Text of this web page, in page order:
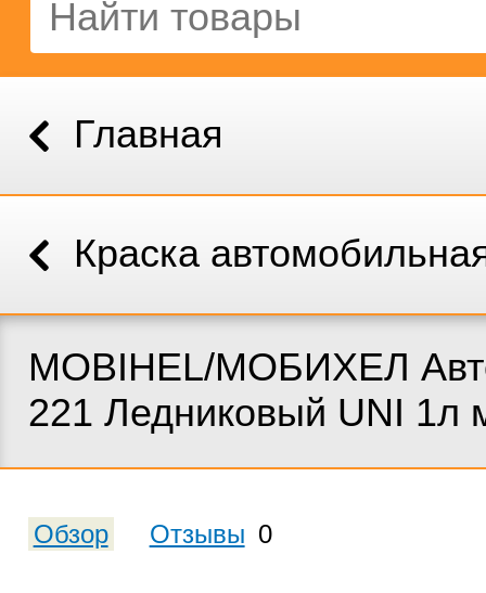
Главная
Краска
MOBIHEL/МОБИХЕЛ
221 Ледниковый UNI 1л
Обзор Отзывы 0